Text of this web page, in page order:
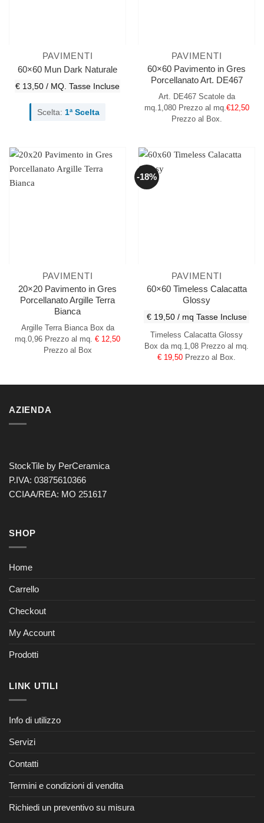
PAVIMENTI
60×60 Mun Dark Naturale
€ 13,50 / MQ. Tasse Incluse
Scelta: 1ª Scelta
PAVIMENTI
60×60 Pavimento in Gres
Porcellanato Art. DE467
Art. DE467 Scatole da
mq.1,080 Prezzo al mq.€12,50
Prezzo al Box.
PAVIMENTI
20×20 Pavimento in Gres
Porcellanato Argille Terra
Bianca
Argille Terra Bianca Box da
mq.0,96 Prezzo al mq. € 12,50
Prezzo al Box
-18%
PAVIMENTI
60×60 Timeless Calacatta
Glossy
€ 19,50 / mq Tasse Incluse
Timeless Calacatta Glossy
Box da mq.1,08 Prezzo al mq.
€ 19,50 Prezzo al Box.
AZIENDA
StockTile by PerCeramica
P.IVA: 03875610366
CCIAA/REA: MO 251617
SHOP
Home
Carrello
Checkout
My Account
Prodotti
LINK UTILI
Info di utilizzo
Servizi
Contatti
Termini e condizioni di vendita
Richiedi un preventivo su misura